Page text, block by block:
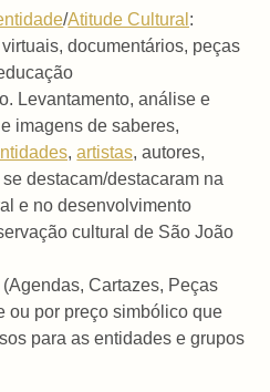
/Atitude Cultural :
documentários, peças
Levantamento, análise e
imagens de saberes,
, artistas, autores,
destacam/destacaram na
e no desenvolvimento
cultural de São João
Cartazes, Peças
ou por preço simbólico que
para as entidades e grupos